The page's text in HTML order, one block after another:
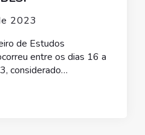
2023
de Estudos
entre os dias 16 a
considerado…